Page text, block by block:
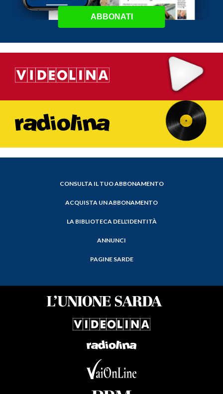
ABBONATI
CONSULTA IL TUO ABBONAMENTO
ACQUISTA UN ABBONAMENTO
LA BIBLIOTECA DELL'IDENTITÀ
ANNUNCI
PAGINE SARDE